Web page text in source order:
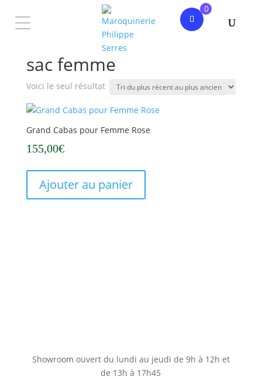
0
/ Produits identifiés “sac femme”
sac femme
Voici le seul résultat
Grand Cabas pour Femme Rose
155,00€
Ajouter au panier
Showroom ouvert du lundi au jeudi de 9h à 12h et
de 13h à 17h45